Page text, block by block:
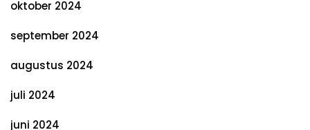
oktober 2024
september 2024
augustus 2024
juli 2024
juni 2024